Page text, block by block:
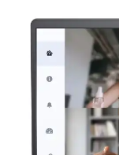
RAČUNARI
MONITORI
DODATNA
OPREMA
MOBILNI I